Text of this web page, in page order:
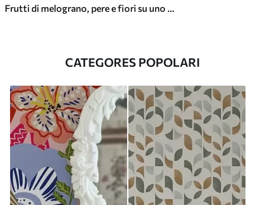
Frutti di melograno, pere e fiori su uno sfondo verde chiaro
CATEGORES POPOLARI